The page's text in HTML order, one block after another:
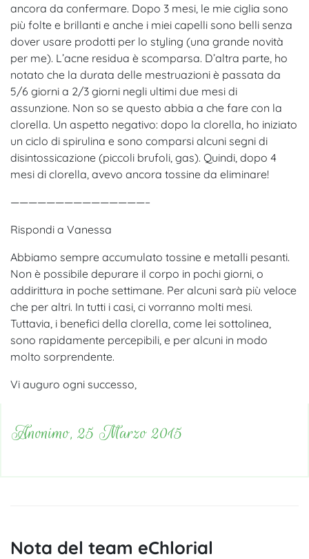
ancora da confermare. Dopo 3 mesi, le mie ciglia sono
più folte e brillanti e anche i miei capelli sono belli senza
dover usare prodotti per lo styling (una grande novità
per me). L’acne residua è scomparsa. D’altra parte, ho
notato che la durata delle mestruazioni è passata da
5/6 giorni a 2/3 giorni negli ultimi due mesi di
assunzione. Non so se questo abbia a che fare con la
clorella. Un aspetto negativo: dopo la clorella, ho iniziato
un ciclo di spirulina e sono comparsi alcuni segni di
disintossicazione (piccoli brufoli, gas). Quindi, dopo 4
mesi di clorella, avevo ancora tossine da eliminare!
———————————————–
Rispondi a Vanessa
Abbiamo sempre accumulato tossine e metalli pesanti.
Non è possibile depurare il corpo in pochi giorni, o
addirittura in poche settimane. Per alcuni sarà più veloce
che per altri. In tutti i casi, ci vorranno molti mesi.
Tuttavia, i benefici della clorella, come lei sottolinea,
sono rapidamente percepibili, e per alcuni in modo
molto sorprendente.
Vi auguro ogni successo,
Anonimo, 25 Marzo 2015
Nota del team eChlorial